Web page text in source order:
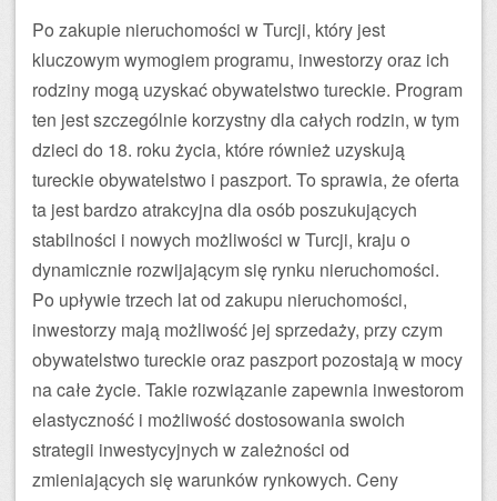
Po zakupie nieruchomości w Turcji, który jest
kluczowym wymogiem programu, inwestorzy oraz ich
rodziny mogą uzyskać obywatelstwo tureckie. Program
ten jest szczególnie korzystny dla całych rodzin, w tym
dzieci do 18. roku życia, które również uzyskują
tureckie obywatelstwo i paszport. To sprawia, że oferta
ta jest bardzo atrakcyjna dla osób poszukujących
stabilności i nowych możliwości w Turcji, kraju o
dynamicznie rozwijającym się rynku nieruchomości.
Po upływie trzech lat od zakupu nieruchomości,
inwestorzy mają możliwość jej sprzedaży, przy czym
obywatelstwo tureckie oraz paszport pozostają w mocy
na całe życie. Takie rozwiązanie zapewnia inwestorom
elastyczność i możliwość dostosowania swoich
strategii inwestycyjnych w zależności od
zmieniających się warunków rynkowych. Ceny